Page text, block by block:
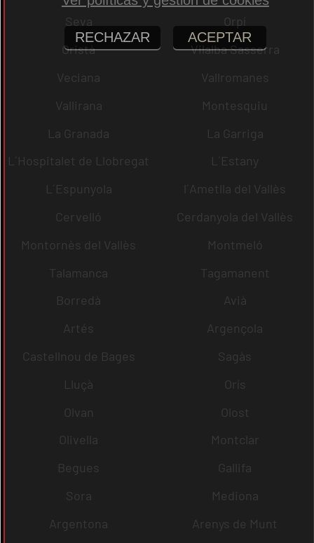
Seva
Orpí
Oristà
Vilalba Sasserra
Veciana
Vallromanes
Vallirana
Montesquiu
La Granada
La Garriga
L´Hospitalet de Llobregat
L´Estany
L´Espunyola
l´Ametlla del Vallès
Cervelló
Cerdanyola del Vallès
Montornès del Vallès
Montmeló
Talamanca
Tagamanent
Borredà
Avià
Artés
Argençola
Castellnou de Bages
Sagàs
Lluçà
Orís
Olvan
Olost
Olivella
Montclar
Begues
Gallifa
Sora
Mediona
Argentona
Arenys de Munt
RECHAZAR ACEPTAR